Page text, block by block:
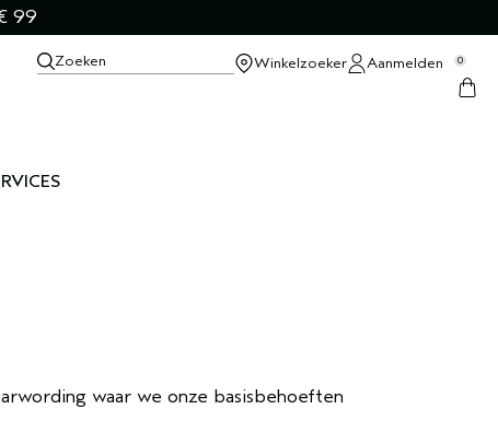
99
Zoeken Winkelzoeker Aanmelden 0
waar we onze basisbehoeften